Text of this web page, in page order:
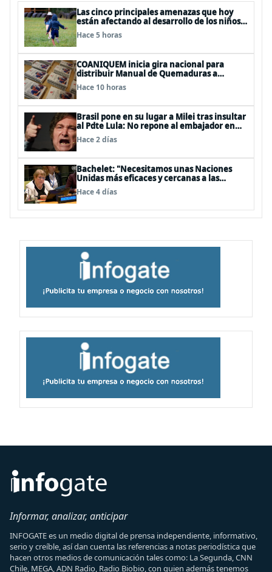
Las cinco principales amenazas que hoy
están afectando al desarrollo de los niños
en Chile
Hace 5 horas
COANIQUEM inicia gira nacional para
distribuir Manual de Quemaduras a
profesionales de la salud
Hace 10 horas
Brasil pone en su lugar a Milei tras insultar
al Pdte Lula: No repone al embajador en
BBSS y rebaja la relación bilateral
Hace 2 días
Bachelet: "Necesitamos unas Naciones
Unidas más eficaces y cercanas a las
personas"
Hace 4 días
Informar, analizar, anticipar
INFOGATE es un medio digital de prensa independiente, informativo,
serio y creíble, así dan cuenta las referencias a notas periodística que
hacen otros medios de comunicación tales como: La Segunda, CNN
Chile, MEGA, ADN Radio, Radio Biobio, con quien además tenemos